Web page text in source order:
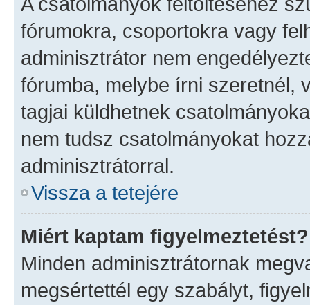
fórumokra, csoportokra vagy
adminisztrátor nem
fórumba, melybe írni szeretnél,
tagjai küldhetnek
nem tudsz csatolmányokat
adminisztrátorral.
Vissza a tetejére
Miért kaptam figyelmeztetést?
Minden adminisztrátornak
megsértettél egy szabályt,